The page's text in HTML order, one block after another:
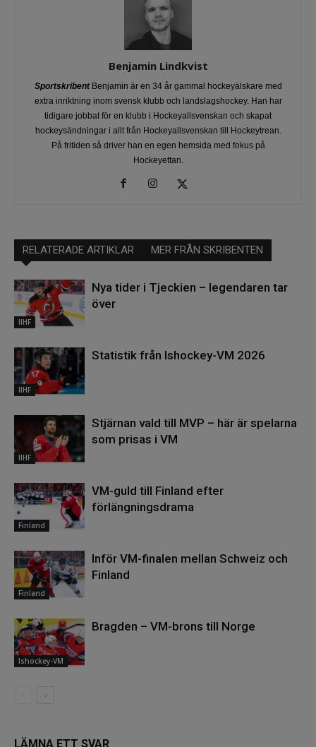
Benjamin Lindkvist
SportskribentBenjamin är en 34 år gammal hockeyälskare med
extra inriktning inom svensk klubb och landslagshockey. Han har
tidigare jobbat för en klubb i Hockeyallsvenskan och skapat
hockeysändningar i allt från Hockeyallsvenskan till Hockeytrean.
På fritiden så driver han en egen hemsida med fokus på
Hockeyettan.
RELATERADE ARTIKLAR MER FRÅN SKRIBENTEN
IIHF
Nya tider i Tjeckien – legendaren tar
över
IIHF
Statistik från Ishockey-VM 2026
IIHF
Stjärnan vald till MVP – här är spelarna
som prisas i VM
Finland
VM-guld till Finland efter
förlängningsdrama
Finland
Inför VM-finalen mellan Schweiz och
Finland
Ishockey-VM
Bragden – VM-brons till Norge
LÄMNA ETT SVAR